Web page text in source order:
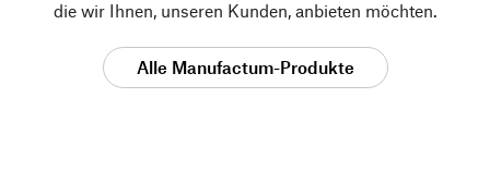
die wir Ihnen, unseren Kunden, anbieten möchten.
Alle Manufactum-Produkte